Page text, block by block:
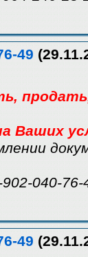
49
Ваших
040-76-
49